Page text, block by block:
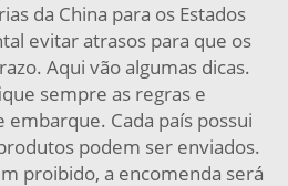
da China para os Estados
evitar atrasos para que os
Aqui vão algumas dicas.
sempre as regras e
Cada país possui
podem ser enviados.
proibido, a encomenda será